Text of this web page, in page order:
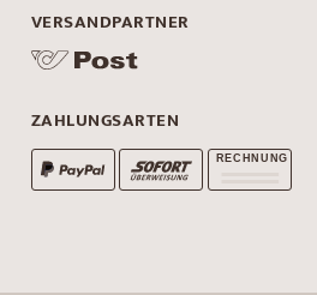
VERSANDPARTNER
ZAHLUNGSARTEN